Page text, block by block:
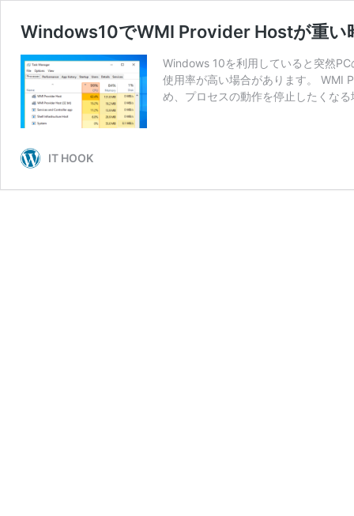
Windows10でWMI Provider Hostが重い
Windows 10を利用していると突然
使用率が高い場合があります。 WMI
め、プロセスの動作を停止したくな
IT HOOK